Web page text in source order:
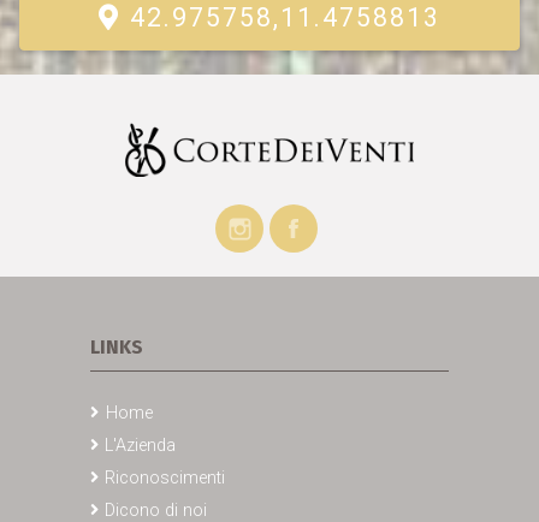
42.975758,11.4758813
LINKS
Home
L'Azienda
Riconoscimenti
Dicono di noi